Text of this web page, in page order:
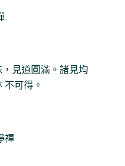
見道圓滿。諸見均
不可得。
禪